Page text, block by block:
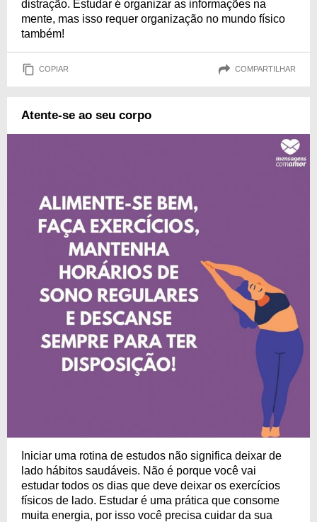
distração. Estudar é organizar as informações na
mente, mas isso requer organização no mundo físico
também!
COPIAR COMPARTILHAR
Atente-se ao seu corpo
Iniciar uma rotina de estudos não significa deixar de
lado hábitos saudáveis. Não é porque você vai
estudar todos os dias que deve deixar os exercícios
físicos de lado. Estudar é uma prática que consome
muita energia, por isso você precisa cuidar da sua